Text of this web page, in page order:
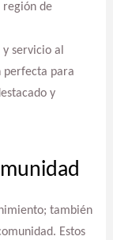
región de
servicio al
perfecta para
y
también
Estos